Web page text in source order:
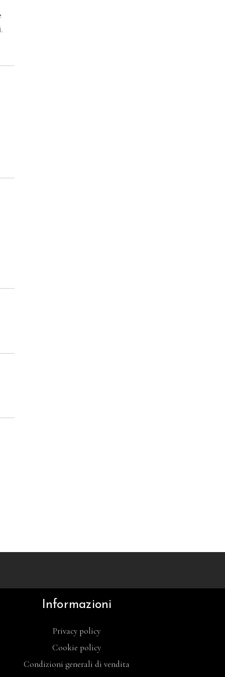
Informazioni
Privacy policy
Cookie policy
Condizioni generali di vendita